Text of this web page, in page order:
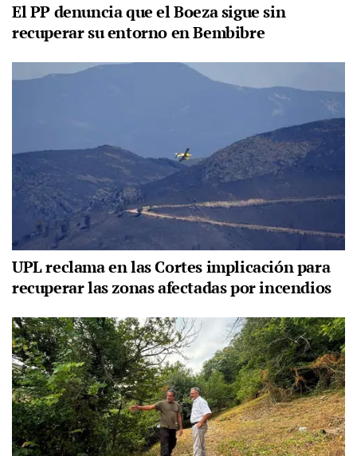
El PP denuncia que el Boeza sigue sin
recuperar su entorno en Bembibre
UPL reclama en las Cortes implicación para
recuperar las zonas afectadas por incendios